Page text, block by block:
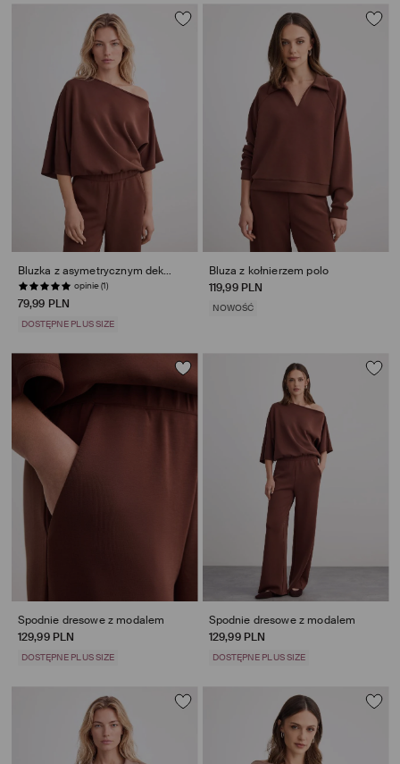
Bluzka z asymetrycznym dekoltem
opinie (1)
79,99 PLN
DOSTĘPNE PLUS SIZE
Bluza z kołnierzem polo
119,99 PLN
NOWOŚĆ
Spodnie dresowe z modalem
129,99 PLN
DOSTĘPNE PLUS SIZE
Spodnie dresowe z modalem
129,99 PLN
DOSTĘPNE PLUS SIZE